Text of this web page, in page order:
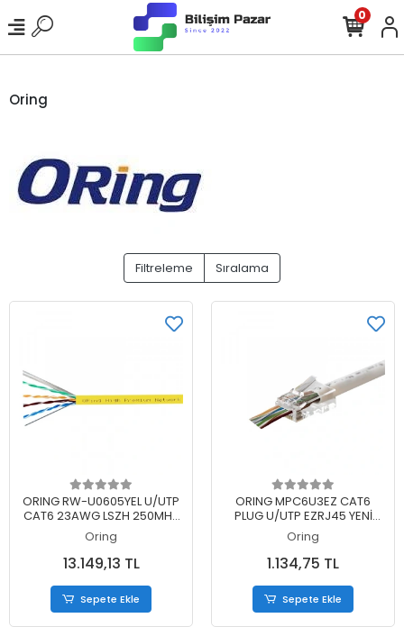
0
Oring
Filtreleme Sıralama
Sepete Ekle
ORING RW-U0605YEL U/UTP
CAT6 23AWG LSZH 250MHZ
500 METRE BAKIR SARI RENK
NETWORK KABLOSU
Oring
13.149,13 TL
Sepete Ekle
Sepete Ekle
ORING MPC6U3EZ CAT6
PLUG U/UTP EZRJ45 YENİ
NESİL ALTIN UÇ KONNEKTÖR
100 LÜ PAKET
Oring
1.134,75 TL
Sepete Ekle